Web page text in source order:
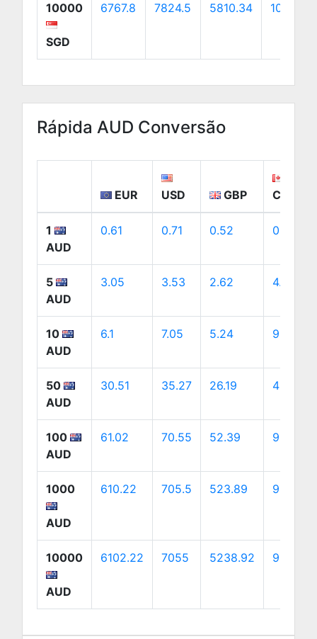
10000
SGD
6767.8 7824.5 5810.34 10918.7
Rápida AUD Conversão
EUR USD GBP CAD
1
AUD
0.61 0.71 0.52 0.98
5
AUD
3.05 3.53 2.62 4.92
10
AUD
6.1 7.05 5.24 9.84
50
AUD
30.51 35.27 26.19 49.22
100
AUD
61.02 70.55 52.39 98.45
1000
AUD
610.22 705.5 523.89 984.49
10000
AUD
6102.22 7055 5238.92 9844.9